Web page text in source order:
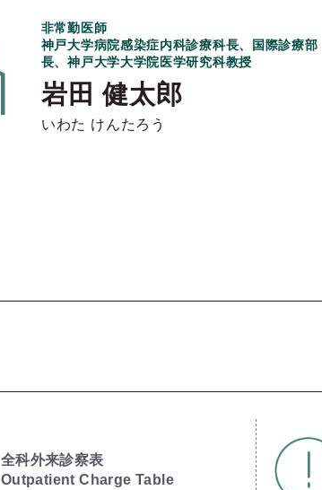
非常勤医師
神戸大学病院感染症内科診療科長、国際診療部
長、神戸大学大学院医学研究科教授
岩田 健太郎
いわた けんたろう
全科外来診察表
Outpatient Charge Table​